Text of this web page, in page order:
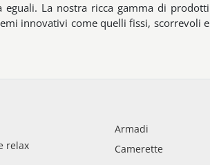
La nostra ricca gamma di prodotti
innovativi come quelli fissi, scorrevoli e
relax
Armadi
Camerette